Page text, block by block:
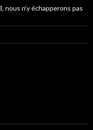
nous n’y échapperons pas